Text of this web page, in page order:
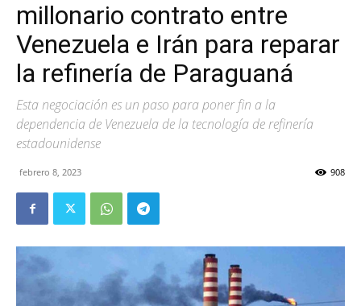
millonario contrato entre
Venezuela e Irán para reparar
la refinería de Paraguaná
Esta negociación es un paso para poner fin a la
dependencia de Venezuela de la tecnología de refinería
estadounidense
febrero 8, 2023 908